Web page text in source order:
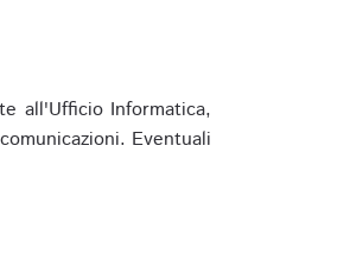
all'Ufficio Informatica,
Eventuali